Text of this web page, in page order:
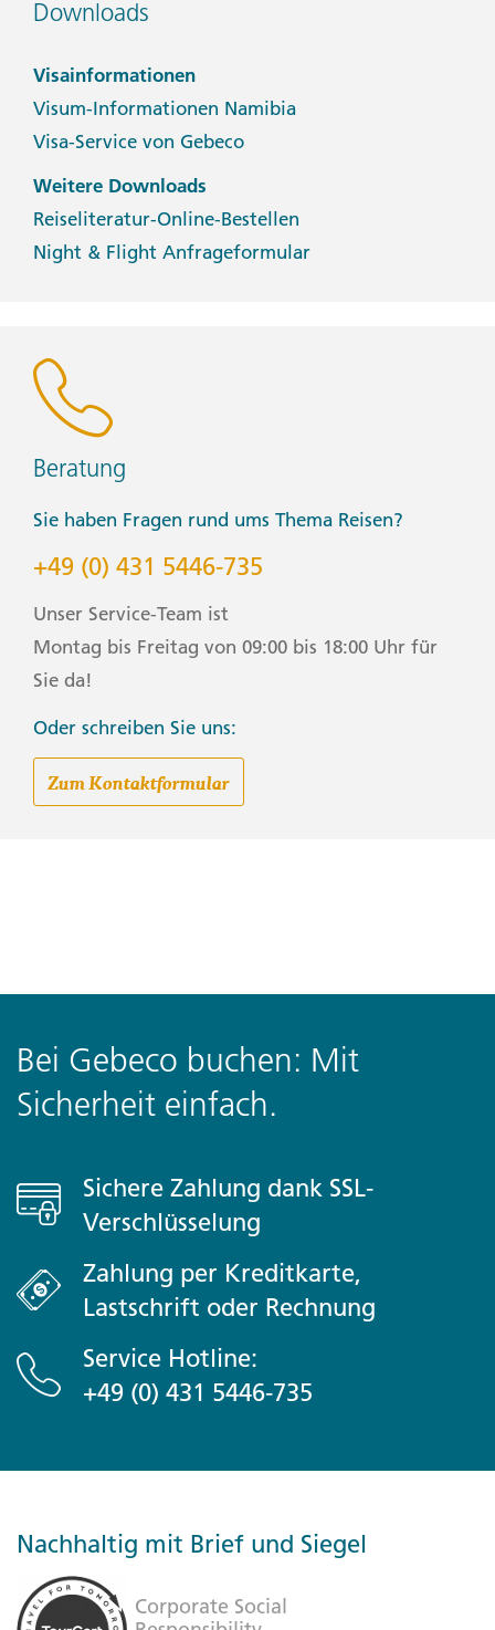
Downloads
Visainformationen
Visum-Informationen Namibia
Visa-Service von Gebeco
Weitere Downloads
Reiseliteratur-Online-Bestellen
Night & Flight Anfrageformular
Beratung
Sie haben Fragen rund ums Thema Reisen?
+49 (0) 431 5446-735
Unser Service-Team ist
Montag bis Freitag von 09:00 bis 18:00 Uhr für
Sie da!
Oder schreiben Sie uns:
Zum Kontaktformular
Bei Gebeco buchen: Mit
Sicherheit einfach.
Sichere Zahlung dank SSL-
Verschlüsselung
Zahlung per Kreditkarte,
Lastschrift oder Rechnung
Service Hotline:
+49 (0) 431 5446-735
Nachhaltig mit Brief und Siegel